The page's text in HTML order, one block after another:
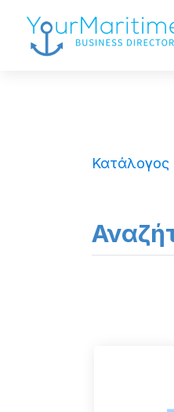
Κατάλογος